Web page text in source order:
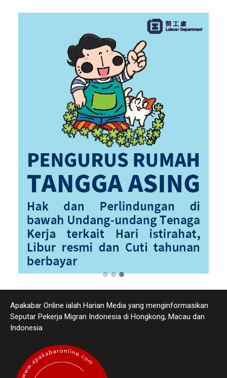
Apakabar Online ialah Harian Media yang menginformasikan
Seputar Pekerja Migran Indonesia di Hongkong, Macau dan
Indonesia